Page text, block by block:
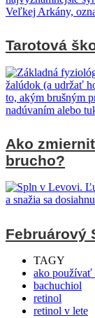
Tarotová
Ako
brucho?
Februárový
TAGY
ako používať
bachuchiol
retinol
retinol v lete